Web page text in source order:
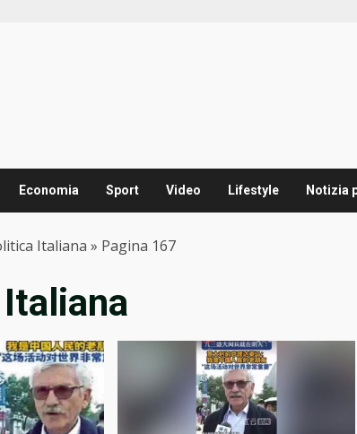
Economia Sport Video Lifestyle Notizia
Italiana » Pagina 167